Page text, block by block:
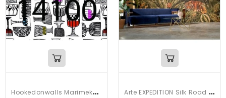
H
Ookedonwalls Marimekko Volume 5 Kippis A
Rte EXPEDITION Silk Road Garden